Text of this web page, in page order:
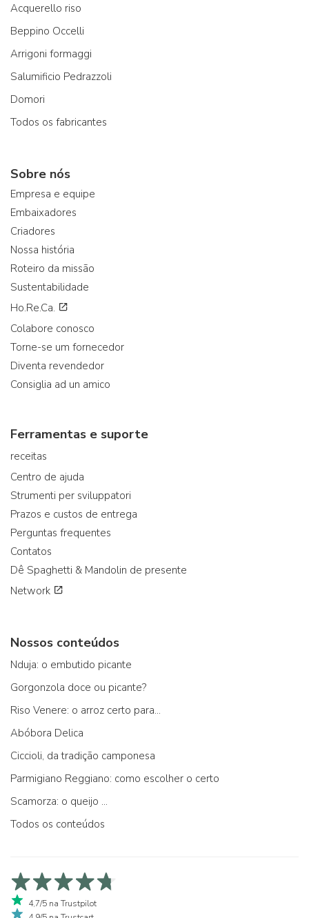
Acquerello riso
Beppino Occelli
Arrigoni formaggi
Salumificio Pedrazzoli
Domori
Todos os fabricantes
Sobre nós
Empresa e equipe
Embaixadores
Criadores
Nossa história
Roteiro da missão
Sustentabilidade
Ho.Re.Ca.
Colabore conosco
Torne-se um fornecedor
Diventa revendedor
Consiglia ad un amico
Ferramentas e suporte
receitas
Centro de ajuda
Strumenti per sviluppatori
Prazos e custos de entrega
Perguntas frequentes
Contatos
Dê Spaghetti & Mandolin de presente
Network
Nossos conteúdos
Nduja: o embutido picante
Gorgonzola doce ou picante?
Riso Venere: o arroz certo para...
Abóbora Delica
Ciccioli, da tradição camponesa
Parmigiano Reggiano: como escolher o certo
Scamorza: o queijo ...
Todos os conteúdos
4,7/5 na Trustpilot